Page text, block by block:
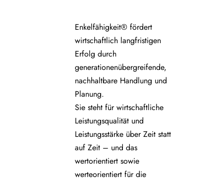
Enkelfähigkeit® fördert
wirtschaftlich langfristigen
Erfolg durch
generationenübergreifende,
nachhaltbare Handlung und
Planung.
Sie steht für wirtschaftliche
Leistungsqualität und
Leistungsstärke über Zeit statt
auf Zeit – und das
wertorientiert sowie
werteorientiert für die